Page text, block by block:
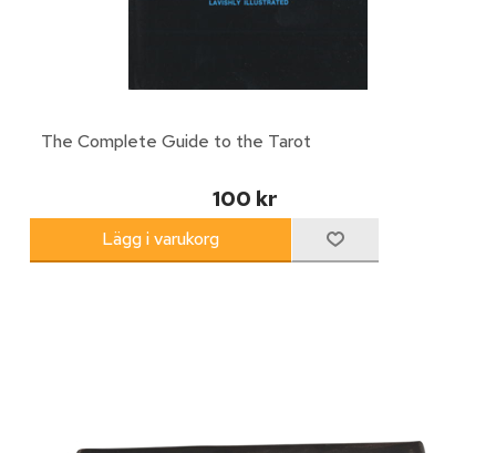
The Complete Guide to the Tarot
100 kr